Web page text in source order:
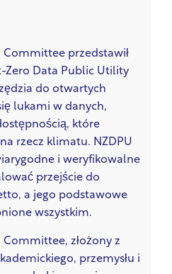
przedstawił
Zero Data Public Utility
do otwartych
lukami w danych,
które
rzecz klimatu. NZDPU
i weryfikowalne
przejście do
a jego podstawowe
wszystkim.
złożony z
przemysłu i